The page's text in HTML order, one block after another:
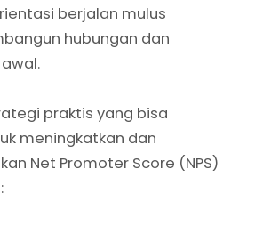
berjalan mulus
hubungan dan
praktis yang bisa
meningkatkan dan
Net Promoter Score (NPS)